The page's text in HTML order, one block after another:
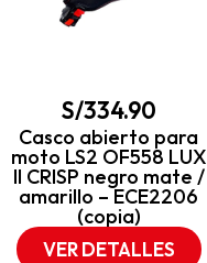
S/334.90
Casco abierto para
moto LS2 OF558 LUX
II CRISP negro mate /
amarillo – ECE2206
(copia)
VER DETALLES